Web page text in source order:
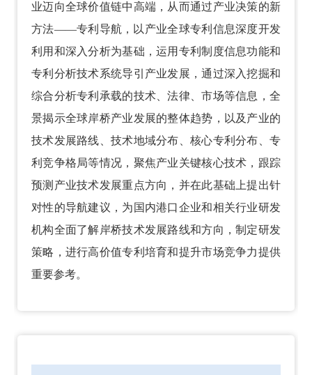
业迈向全球价值链中高端，从而通过产业决策的新
方法——专利导航，以产业全球专利信息深度开发
利用和深入分析为基础，运用专利制度信息功能和
专利分析技术系统导引产业发展，通过深入挖掘和
综合分析专利承载的技术、法律、市场等信息，全
景揭示全球岸桥产业发展的整体趋势，以及产业的
技术发展路线、技术地域分布、核心专利分布、专
利竞争格局等情况，聚焦产业关键核心技术，跟踪
预测产业技术发展重点方向，并在此基础上提出针
对性的导航建议，为国内港口企业和相关行业研发
机构全面了解岸桥技术发展路线和方向，制定研发
策略，进行高价值专利培育和提升市场竞争力提供
重要参考。